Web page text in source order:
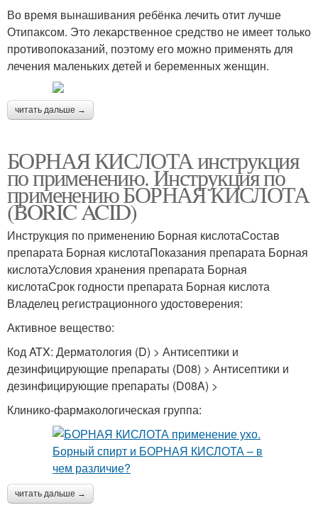
Во время вынашивания ребёнка лечить отит лучше
Отипаксом. Это лекарственное средство не имеет только
противопоказаний, поэтому его можно применять для
лечения маленьких детей и беременных женщин.
читать дальше →
БОРНАЯ КИСЛОТА инструкция
по применению. Инструкция по
применению БОРНАЯ КИСЛОТА
(BORIC ACID)
Инструкция по применению Борная кислотаСостав
препарата Борная кислотаПоказания препарата Борная
кислотаУсловия хранения препарата Борная
кислотаСрок годности препарата Борная кислота
Владелец регистрационного удостоверения:
Активное вещество:
Код ATX: Дерматология (D) > Антисептики и
дезинфицирующие препараты (D08) > Антисептики и
дезинфицирующие препараты (D08A) >
Клинико-фармакологическая группа:
читать дальше →